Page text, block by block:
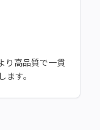
り高品質で一貫
す。